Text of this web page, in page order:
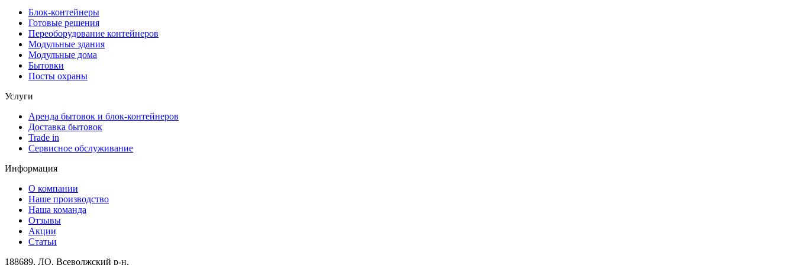
Блок-контейнеры
Готовые решения
Переоборудование контейнеров
Модульные здания
Модульные дома
Бытовки
Посты охраны
Услуги
Аренда бытовок и блок-контейнеров
Доставка бытовок
Trade in
Сервисное обслуживание
Информация
О компании
Наше производство
Наша команда
Отзывы
Акции
Статьи
188689, ЛО, Всеволжский р-н,